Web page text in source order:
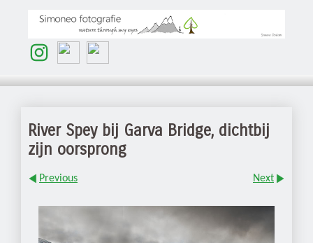
River Spey bij Garva Bridge, dichtbij
zijn oorsprong
Previous Next